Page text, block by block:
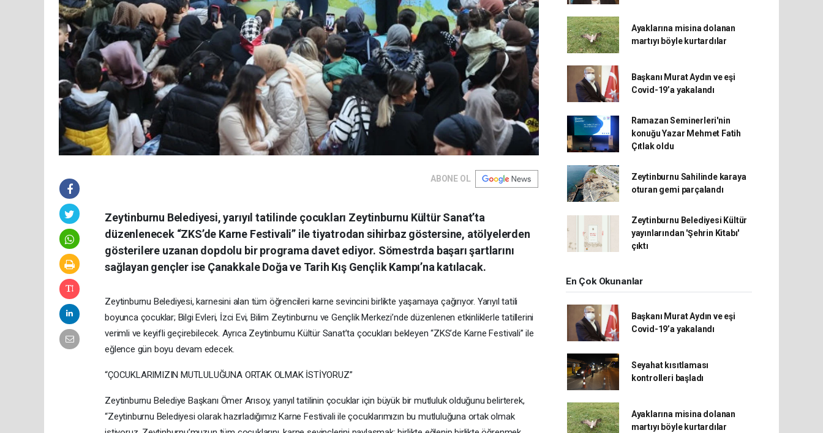
ABONE OL
Zeytinburnu Belediyesi, yarıyıl tatilinde çocukları Zeytinburnu Kültür Sanat’ta
düzenlenecek “ZKS’de Karne Festivali” ile tiyatrodan sihirbaz göstersine, atölyelerden
gösterilere uzanan dopdolu bir programa davet ediyor. Sömestrda başarı şartlarını
sağlayan gençler ise Çanakkale Doğa ve Tarih Kış Gençlik Kampı’na katılacak.
Zeytinburnu Belediyesi, karnesini alan tüm öğrencileri karne sevincini birlikte yaşamaya çağırıyor. Yarıyıl tatili
boyunca çocuklar; Bilgi Evleri, İzci Evi, Bilim Zeytinburnu ve Gençlik Merkezi’nde düzenlenen etkinliklerle tatillerini
verimli ve keyifli geçirebilecek. Ayrıca Zeytinburnu Kültür Sanat’ta çocukları bekleyen “ZKS’de Karne Festivali” ile
eğlence gün boyu devam edecek.
“ÇOCUKLARIMIZIN MUTLULUĞUNA ORTAK OLMAK İSTİYORUZ”
Zeytinburnu Belediye Başkanı Ömer Arısoy, yarıyıl tatilinin çocuklar için büyük bir mutluluk olduğunu belirterek,
“Zeytinburnu Belediyesi olarak hazırladığımız Karne Festivali ile çocuklarımızın bu mutluluğuna ortak olmak
Ayaklarına misina dolanan
martıyı böyle kurtardılar
Başkanı Murat Aydın ve eşi
Covid-19’a yakalandı
Ramazan Seminerleri'nin
konuğu Yazar Mehmet Fatih
Çıtlak oldu
Zeytinburnu Sahilinde karaya
oturan gemi parçalandı
Zeytinburnu Belediyesi Kültür
yayınlarından 'Şehrin Kitabı'
çıktı
En Çok Okunanlar
Başkanı Murat Aydın ve eşi
Covid-19’a yakalandı
Seyahat kısıtlaması
kontrolleri başladı
Ayaklarına misina dolanan
martıyı böyle kurtardılar